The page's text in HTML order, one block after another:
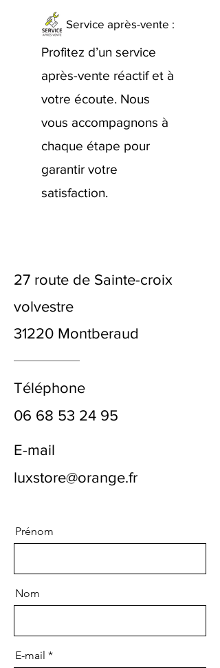
Service après-vente :
Profitez d’un service
après-vente réactif et à
votre écoute. Nous
vous accompagnons à
chaque étape pour
garantir votre
satisfaction.
27 route de Sainte-croix
volvestre
31220 Montberaud
Téléphone
06 68 53 24 95
E-mail
luxstore@orange.fr
Prénom
Nom
E-mail